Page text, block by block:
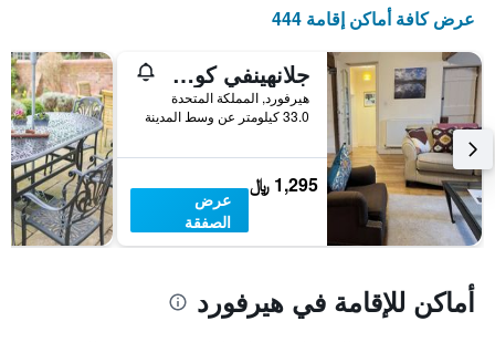
الذي
أيام
الأسبوع.
يتضمن
المخطط
التالي
1
محور
Y
الذي
سعر
غرفة
عرض كافة أماكن إقامة 444
جلانهينفي كورتيارد كوتيدجز
هيرفورد, المملكة المتحدة
33.0 كيلومتر عن وسط المدينة
1,295 ﷼
عرض
الصفقة
أماكن للإقامة في هيرفورد